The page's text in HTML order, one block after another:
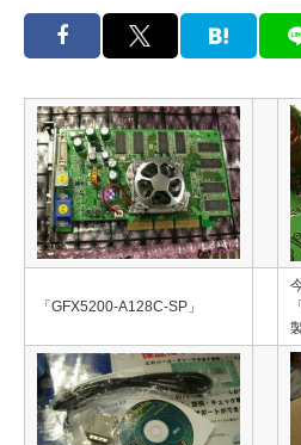
「GFX5200-A128C-SP」